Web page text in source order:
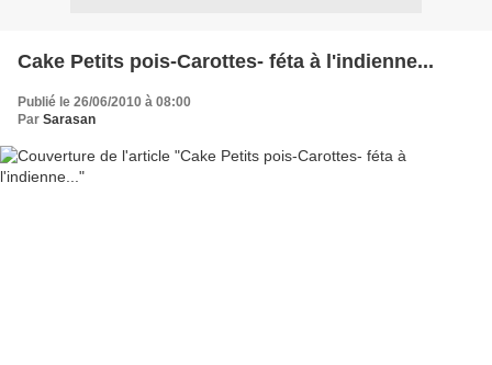
Cake Petits pois-Carottes- féta à l'indienne...
Publié le 26/06/2010 à 08:00
Par Sarasan